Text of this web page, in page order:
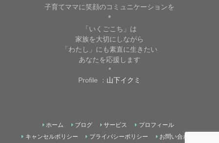
子育てママに笑顔のコミュニケーションを
*
「いくごこち」は
家族を大切にしながら
「わたし」にも素直に生きたい
あなたを応援します
*
Profile ： 山下イクミ
ホーム ブログ サービス
プロフィール
キャンセルポリシー
プライバシーポリシー お問い合わせ